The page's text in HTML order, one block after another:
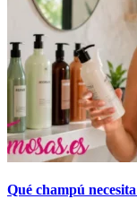
Qué champú